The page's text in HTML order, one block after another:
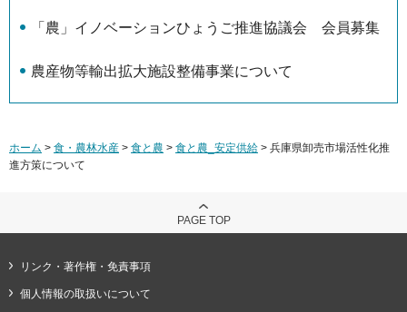
「農」イノベーションひょうご推進協議会 会員募集
農産物等輸出拡大施設整備事業について
ホーム > 食・農林水産 > 食と農 > 食と農_安定供給 > 兵庫県卸売市場活性化推
進方策について
PAGE TOP
リンク・著作権・免責事項
個人情報の取扱いについて